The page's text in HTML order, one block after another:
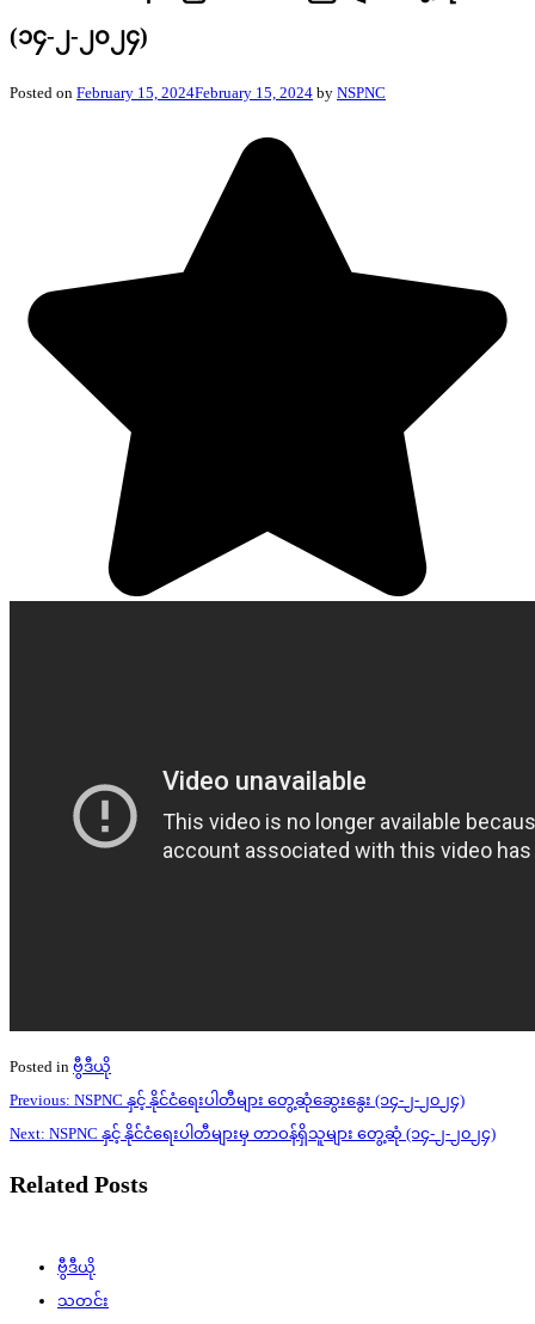
(၁၄-၂-၂၀၂၄)
Posted on February 15, 2024February 15, 2024 by NSPNC
Posted in ဗွီဒီယို
Post
navigation
Previous: NSPNC နှင့် နိုင်ငံရေးပါတီများ တွေ့ဆုံဆွေးနွေး (၁၄-၂-၂၀၂၄)
Next: NSPNC နှင့် နိုင်ငံရေးပါတီများမှ တာဝန်ရှိသူများ တွေ့ဆုံ (၁၄-၂-၂၀၂၄)
Related Posts
ဗွီဒီယို
သတင်း